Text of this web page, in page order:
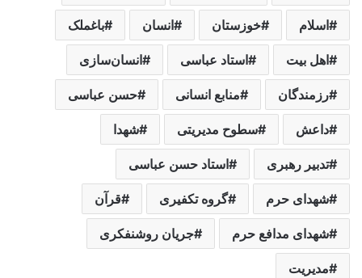
اسلام خوزستان انسان باغملک
اهل بیت استاد عباسی انسان‌سازی
رزمندگان منابع انسانی حسن عباسی
داعش سطوح مدیریتی شهدا
تدبیر رهبری استاد حسن عباسی
شهدای حرم گروه تکفیری قرآن
شهدای مدافع حرم جریان روشنفکری
مدیریت